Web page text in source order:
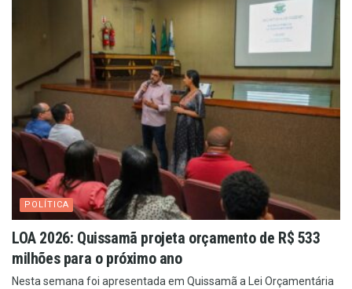
POLÍTICA
LOA 2026: Quissamã projeta orçamento de R$ 533
milhões para o próximo ano
Nesta semana foi apresentada em Quissamã a Lei Orçamentária